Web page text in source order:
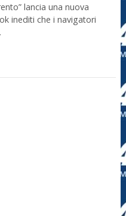
lancia una nuova
inediti che i navigatori